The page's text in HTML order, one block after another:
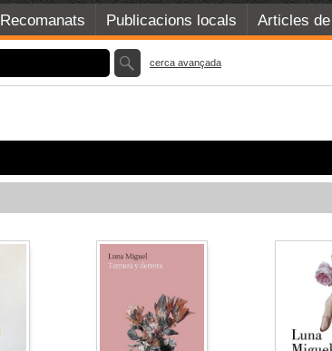
Recomanats Publicacions locals Articles
cerca avançada